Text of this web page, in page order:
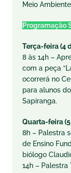
Meio
Programação
Terça-feira (4
8 às 14h –
com a peça
ocorrerá no
para alunos
Sapiranga.
Quarta-feira
8h – Palestra
de Ensino
biólogo
14h –